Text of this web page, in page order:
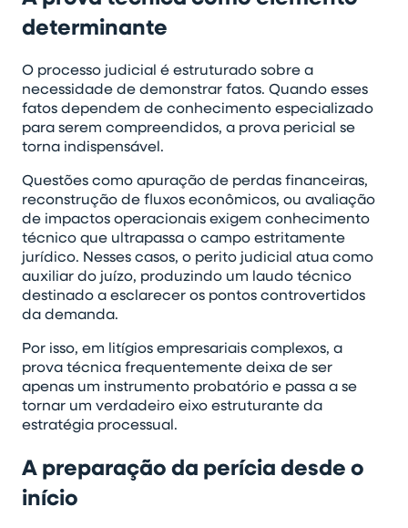
determinante
O processo judicial é estruturado sobre a
necessidade de demonstrar fatos. Quando esses
fatos dependem de conhecimento especializado
para serem compreendidos, a prova pericial se
torna indispensável.
Questões como apuração de perdas financeiras,
reconstrução de fluxos econômicos, ou avaliação
de impactos operacionais exigem conhecimento
técnico que ultrapassa o campo estritamente
jurídico. Nesses casos, o perito judicial atua como
auxiliar do juízo, produzindo um laudo técnico
destinado a esclarecer os pontos controvertidos
da demanda.
Por isso, em litígios empresariais complexos, a
prova técnica frequentemente deixa de ser
apenas um instrumento probatório e passa a se
tornar um verdadeiro eixo estruturante da
estratégia processual.
A preparação da perícia desde o
início